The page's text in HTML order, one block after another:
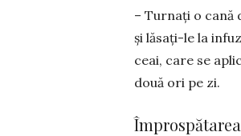
– Turnați o cană
și lă­sați-le la
ceai, care se
două ori pe zi.